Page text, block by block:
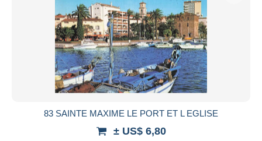
83 SAINTE MAXIME LE PORT ET L EGLISE
± US$ 6,80